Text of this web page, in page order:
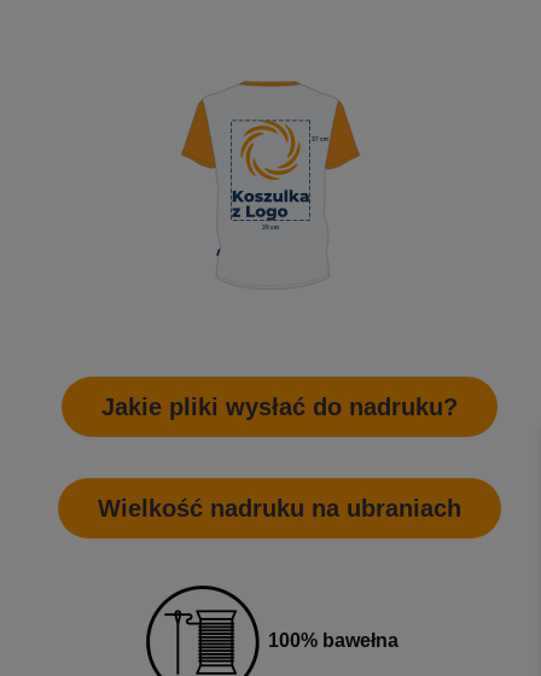
Jakie pliki wysłać do nadruku?
Wielkość nadruku na ubraniach
100% bawełna